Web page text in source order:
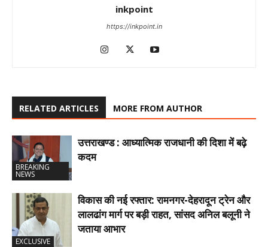
inkpoint
https://inkpoint.in
RELATED ARTICLES MORE FROM AUTHOR
BREAKING
NEWS
उत्तराखण्ड : आध्यात्मिक राजधानी की दिशा में बढ़े
कदम
EXCLUSIVE
विकास की नई रफ्तार: रामनगर-देहरादून ट्रेन और
लालढांग मार्ग पर बड़ी राहत, सांसद अनिल बलूनी ने
जताया आभार